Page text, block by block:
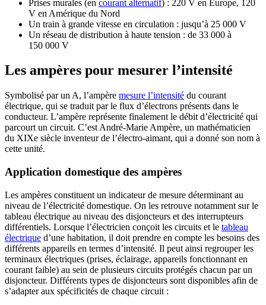
Prises murales (en courant alternatif) : 220 V en Europe, 120
V en Amérique du Nord
Un train à grande vitesse en circulation : jusqu’à 25 000 V
Un réseau de distribution à haute tension : de 33 000 à
150 000 V
Les ampères pour mesurer l’intensité
Symbolisé par un A, l’ampère mesure l’intensité du courant
électrique, qui se traduit par le flux d’électrons présents dans le
conducteur. L’ampère représente finalement le débit d’électricité qui
parcourt un circuit. C’est André-Marie Ampère, un mathématicien
du XIXe siècle inventeur de l’électro-aimant, qui a donné son nom à
cette unité.
Application domestique des ampères
Les ampères constituent un indicateur de mesure déterminant au
niveau de l’électricité domestique. On les retrouve notamment sur le
tableau électrique au niveau des disjoncteurs et des interrupteurs
différentiels. Lorsque l’électricien conçoit les circuits et le tableau
électrique d’une habitation, il doit prendre en compte les besoins des
différents appareils en termes d’intensité. Il peut ainsi regrouper les
terminaux électriques (prises, éclairage, appareils fonctionnant en
courant faible) au sein de plusieurs circuits protégés chacun par un
disjoncteur. Différents types de disjoncteurs sont disponibles afin de
s’adapter aux spécificités de chaque circuit :